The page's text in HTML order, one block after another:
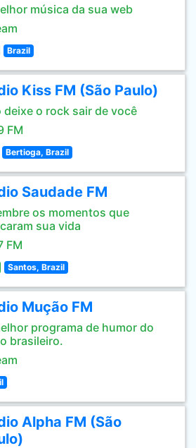
música da sua web
Brazil
Kiss FM (São Paulo)
deixe o rock sair de você
FM
Bertioga, Brazil
Saudade FM
os momentos que
sua vida
FM
Santos, Brazil
Mução FM
programa de humor do
brasileiro.
Alpha FM (São